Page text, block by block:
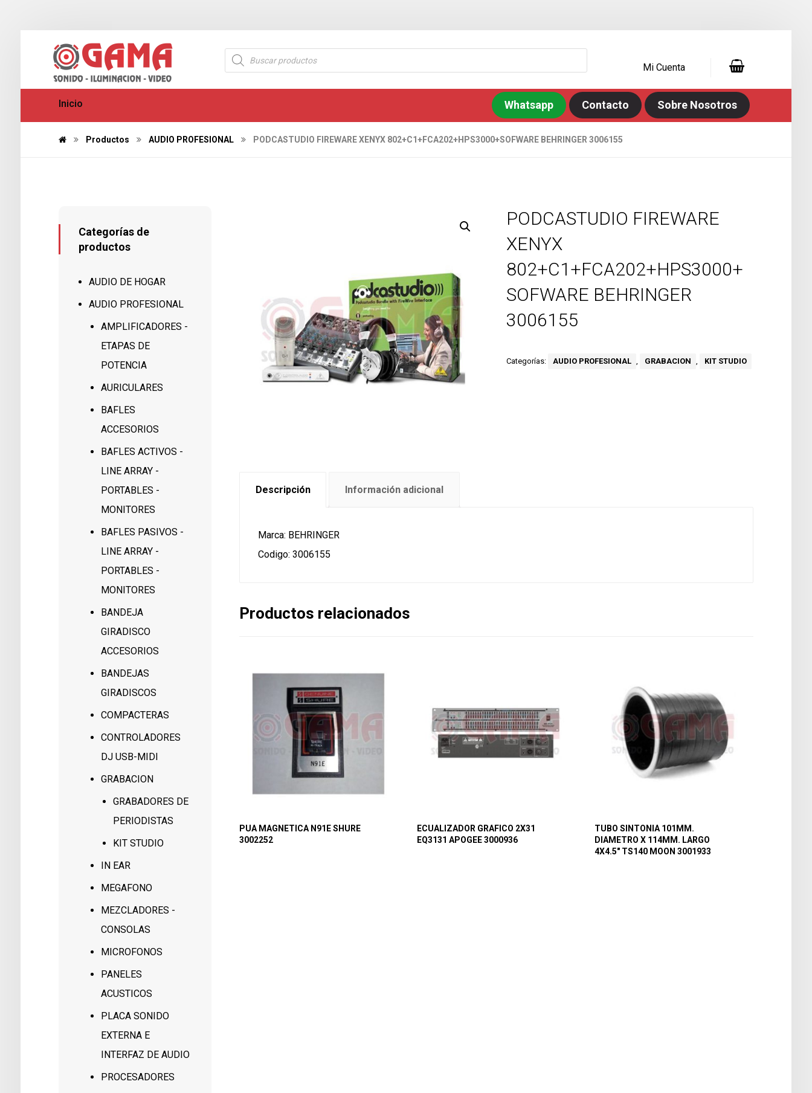
Mi Cuenta
Inicio Sobre Nosotros
Contacto
Whatsapp
Productos AUDIO PROFESIONAL PODCASTUDIO FIREWARE XENYX 802+C1+FCA202+HPS3000+SOFWARE BEHRINGER 3006155
PODCASTUDIO FIREWARE
XENYX
802+C1+FCA202+HPS3000+
SOFWARE BEHRINGER
3006155
Categorías: AUDIO PROFESIONAL , GRABACION , KIT STUDIO
Descripción Información adicional
Marca: BEHRINGER
Codigo: 3006155
Productos relacionados
PUA MAGNETICA N91E SHURE
3002252
ECUALIZADOR GRAFICO 2X31
EQ3131 APOGEE 3000936
TUBO SINTONIA 101MM.
DIAMETRO X 114MM. LARGO
4X4.5″ TS140 MOON 3001933
Categorías de
productos
AUDIO DE HOGAR
AUDIO PROFESIONAL
AMPLIFICADORES -
ETAPAS DE
POTENCIA
AURICULARES
BAFLES
ACCESORIOS
BAFLES ACTIVOS -
LINE ARRAY -
PORTABLES -
MONITORES
BAFLES PASIVOS -
LINE ARRAY -
PORTABLES -
MONITORES
BANDEJA
GIRADISCO
ACCESORIOS
BANDEJAS
GIRADISCOS
COMPACTERAS
CONTROLADORES
DJ USB-MIDI
GRABACION
GRABADORES DE
PERIODISTAS
KIT STUDIO
IN EAR
MEGAFONO
MEZCLADORES -
CONSOLAS
MICROFONOS
PANELES
ACUSTICOS
PLACA SONIDO
EXTERNA E
INTERFAZ DE AUDIO
PROCESADORES